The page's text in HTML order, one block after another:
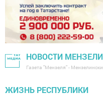
НОВОСТИ
Газета "Мензеля" -
ЖИЗНЬ РЕСПУБЛИКИ